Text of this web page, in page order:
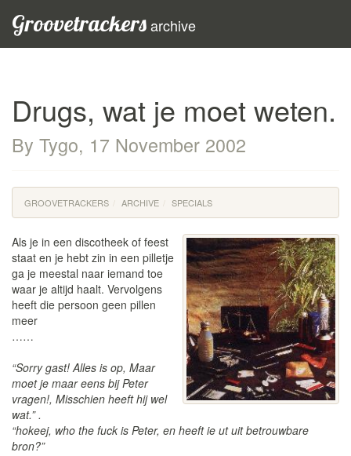
Groovetrackersarchive
Drugs, wat je moet weten.
By Tygo, 17 November 2002
GROOVETRACKERS ARCHIVE SPECIALS
Als je in een discotheek of feest
staat en je hebt zin in een pilletje
ga je meestal naar iemand toe
waar je altijd haalt. Vervolgens
heeft die persoon geen pillen
meer
……
“Sorry gast! Alles is op, Maar
moet je maar eens bij Peter
vragen!, Misschien heeft hij wel
wat.” .
“hokeej, who the fuck is Peter, en heeft ie ut uit betrouwbare
bron?”